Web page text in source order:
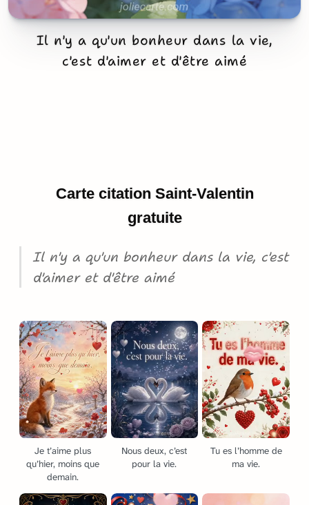
Il n'y a qu'un bonheur dans la vie,
c'est d'aimer et d'être aimé
Carte citation Saint-Valentin
gratuite
Il n'y a qu'un bonheur dans la vie, c'est
d'aimer et d'être aimé
Je t’aime plus
qu’hier, moins que
demain.
Nous deux, c’est
pour la vie.
Tu es l’homme de
ma vie.